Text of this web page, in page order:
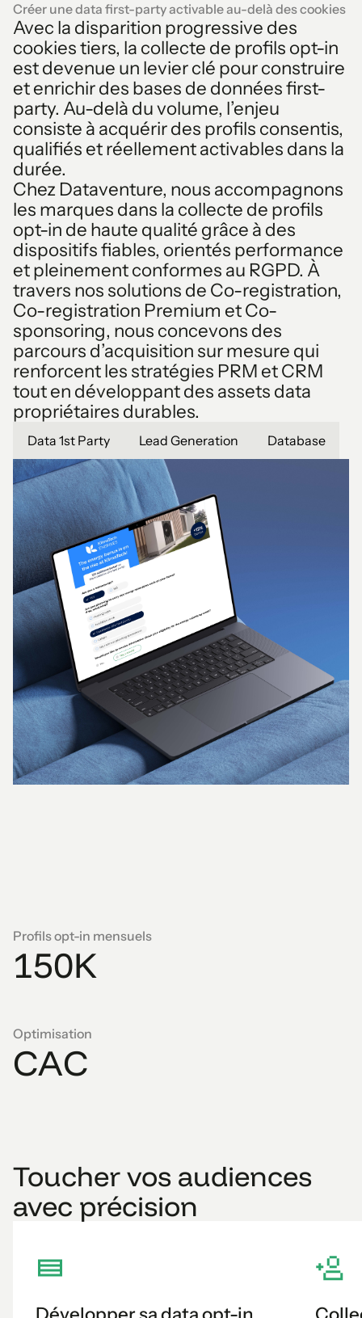
Créer une data first-party activable au-delà des cookies
Avec la disparition progressive des
cookies tiers, la collecte de profils opt-in
est devenue un levier clé pour construire
et enrichir des bases de données first-
party. Au-delà du volume, l’enjeu
consiste à acquérir des profils consentis,
qualifiés et réellement activables dans la
durée.
Chez Dataventure, nous accompagnons
les marques dans la collecte de profils
opt-in de haute qualité grâce à des
dispositifs fiables, orientés performance
et pleinement conformes au RGPD. À
travers nos solutions de Co-registration,
Co-registration Premium et Co-
sponsoring, nous concevons des
parcours d’acquisition sur mesure qui
renforcent les stratégies PRM et CRM
tout en développant des assets data
propriétaires durables.
Data 1st Party Lead Generation Database
Profils opt-in mensuels
0
1
0
4
5
1
2
3
4
5
9
0K
Optimisation
CAC
Toucher vos audiences
avec précision